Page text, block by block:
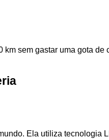
km sem gastar uma gota de
Ela utiliza tecnologia